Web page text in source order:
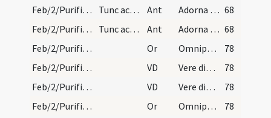
Feb/2/Purificatio BMV/Candlemas/1
Tunc accendant duo presbyteri et tollant archam c… Ant Adorna thalamum tuum Sion et suscipe 68
Feb/2/Purificatio BMV/Candlemas/1
Tunc accendant duo presbyteri et tollant archam c… Ant Adorna thalamum tuum Sion et suscipe 68
Feb/2/Purificatio BMV/Candlemas/1
Or Omnipotens sempiterne Deus qui per Moysen famulum tuum purissimum olei ... mentibus interius.
78
Feb/2/Purificatio BMV/Candlemas
VD Vere dignum ... laudes assiduas
78
Feb/2/Purificatio BMV/Candlemas
VD Vere dignum ... laudes assiduas
78
Feb/2/Purificatio BMV/Candlemas/1
Or Omnipotens sempiterne Deus qui per Moysen famulum tuum purissimum olei ... mentibus interius.
78